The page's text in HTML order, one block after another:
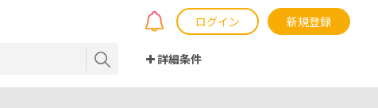
ログイン 新規登録
詳細条件